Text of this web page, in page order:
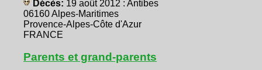
Décès: 19 août 2012 : Antibes
06160 Alpes-Maritimes
Provence-Alpes-Côte d'Azur
FRANCE
Parents et grand-parents